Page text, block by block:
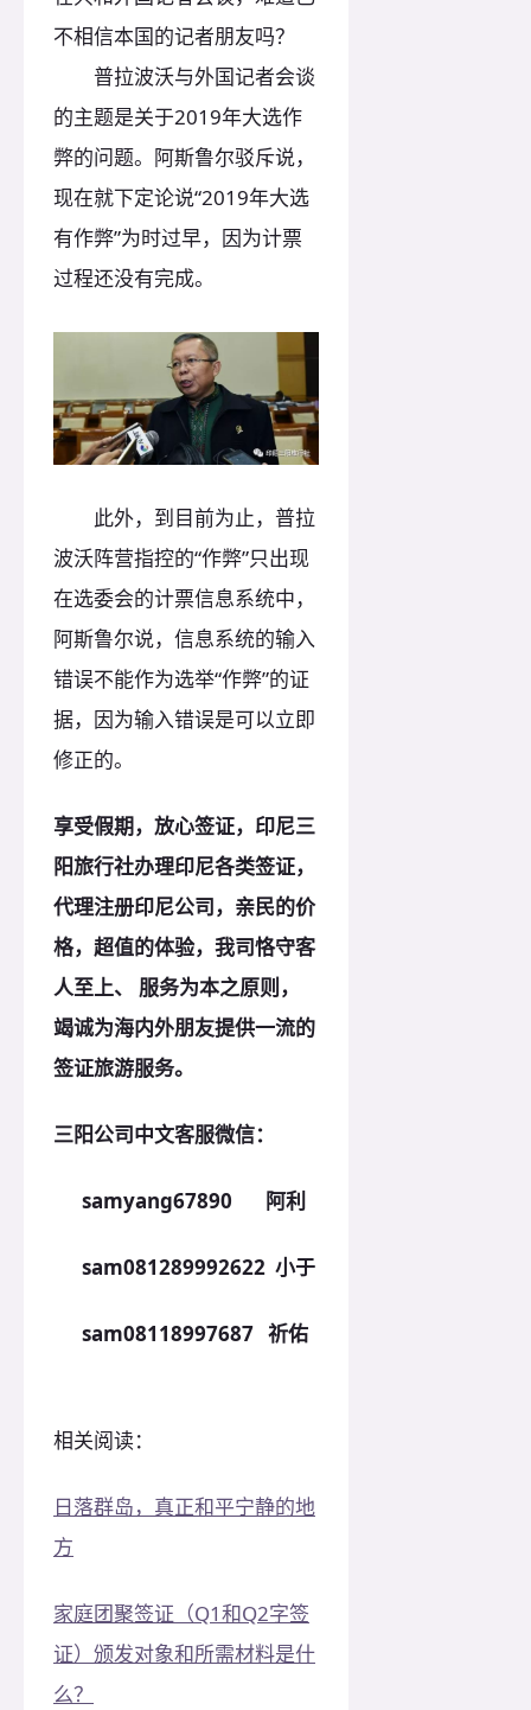
不相信本国的记者朋友吗？
普拉波沃与外国记者会谈
的主题是关于2019年大选作
弊的问题。阿斯鲁尔驳斥说，
现在就下定论说“2019年大选
有作弊”为时过早，因为计票
过程还没有完成。
此外，到目前为止，普拉
波沃阵营指控的“作弊”只出现
在选委会的计票信息系统中，
阿斯鲁尔说，信息系统的输入
错误不能作为选举“作弊”的证
据，因为输入错误是可以立即
修正的。
享受假期，放心签证，印尼三
阳旅行社办理印尼各类签证，
代理注册印尼公司，亲民的价
格，超值的体验，我司恪守客
人至上、 服务为本之原则，
竭诚为海内外朋友提供一流的
签证旅游服务。
三阳公司中文客服微信：
samyang67890 阿利
sam081289992622 小于
sam08118997687 祈佑
相关阅读：
日落群岛，真正和平宁静的地
方
家庭团聚签证（Q1和Q2字签
证）颁发对象和所需材料是什
么？